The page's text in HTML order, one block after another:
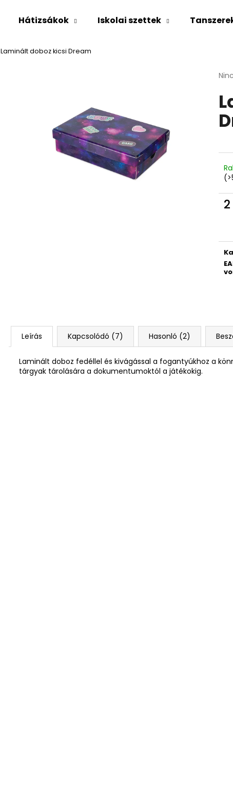
Hátizsákok Iskolai szettek
Laminált doboz kicsi Dream
A
5-
ből
Leírás Kapcsolódó (7) Hasonló (2)
Laminált doboz fedéllel és kivágással a fogantyúkhoz a
tárgyak tárolására a dokumentumoktól a játékokig.
Mit keres?
Ajánljuk